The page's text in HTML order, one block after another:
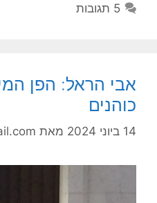
5 תגובות
אבי הראל: הפן
כוהנים
14 ביוני 2024 מאת